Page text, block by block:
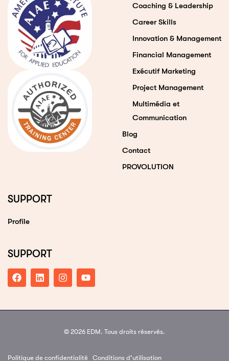
Coaching & Leadership
Career Skills
Innovation & Management
Financial Management
Exécutif Marketing
Project Management
Multimédia et
Communication
Blog
Contact
PROVOLUTION
SUPPORT
Profile
SUPPORT
© 2026 EDM. Tous droits réservés.
Politique de confidentialité Conditions d’utilisation